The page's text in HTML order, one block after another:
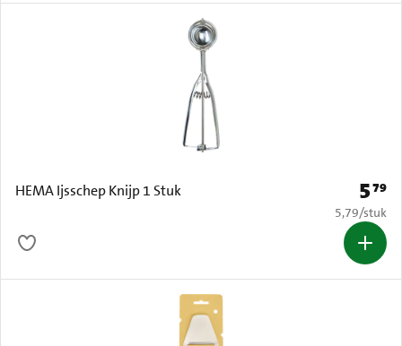
HEMA Ijsschep Knijp 1 Stuk Prijs:
579
€ 5,79 per
5,79/stuk